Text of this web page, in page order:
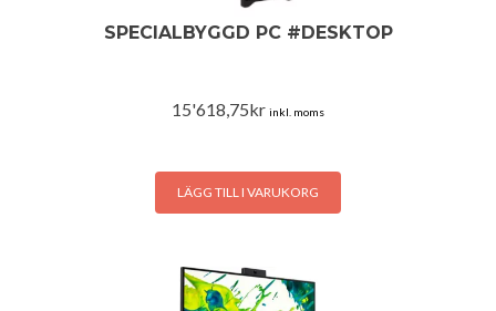
SPECIALBYGGD PC #DESKTOP
15'618,75kr inkl. moms
LÄGG TILL I VARUKORG